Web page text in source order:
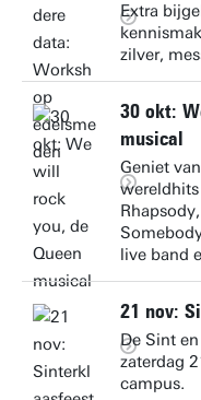
Extra
zilver,
30 okt:
musical
Geniet
wereldhits
live band
21 nov:
De Sint
zaterdag
campus.